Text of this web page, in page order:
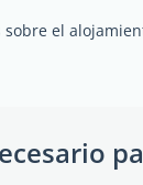
sobre el